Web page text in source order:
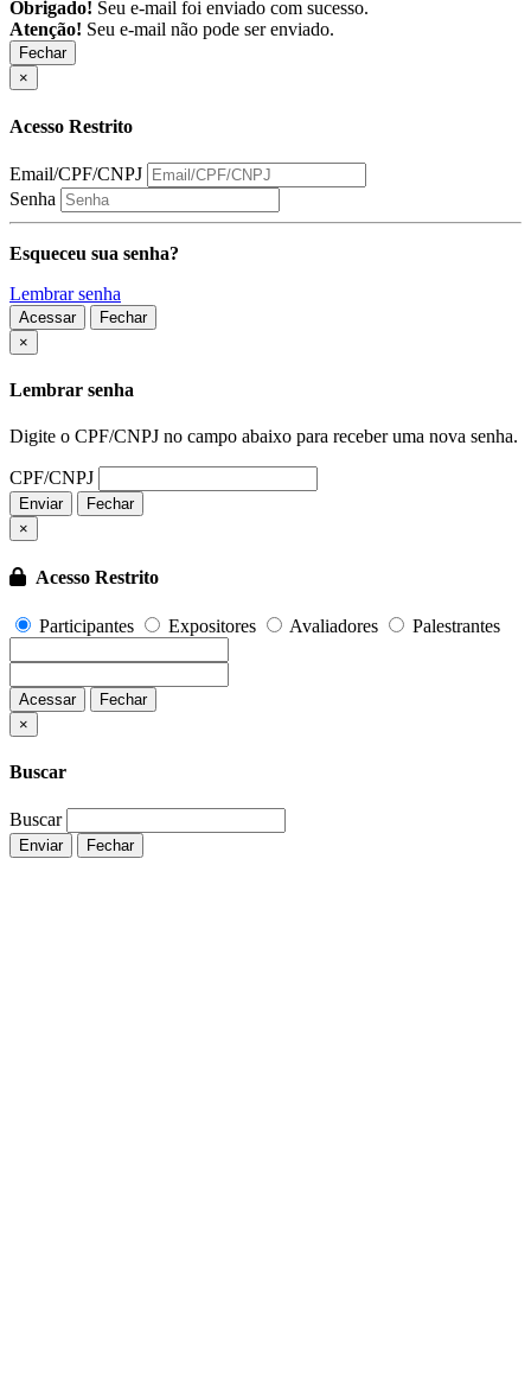
Obrigado! Seu e-mail foi enviado com sucesso.
Atenção! Seu e-mail não pode ser enviado.
Fechar
×
Acesso Restrito
Email/CPF/CNPJ
Senha
Esqueceu sua senha?
Lembrar senha
Acessar
Fechar
×
Lembrar senha
Digite o CPF/CNPJ no campo abaixo para receber uma nova senha.
CPF/CNPJ
Enviar
Fechar
×
Acesso Restrito
Participantes Expositores Avaliadores Palestrantes
Acessar
Fechar
×
Buscar
Buscar
Enviar Fechar